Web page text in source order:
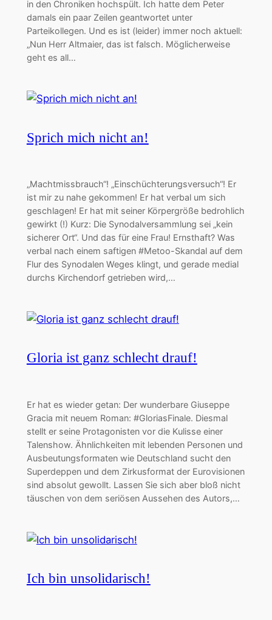
in den Chroniken hochspült. Ich hatte dem Peter
damals ein paar Zeilen geantwortet unter
Parteikollegen. Und es ist (leider) immer noch aktuell:
„Nun Herr Altmaier, das ist falsch. Möglicherweise
geht es all…
Sprich mich nicht an!
„Machtmissbrauch“! „Einschüchterungsversuch“! Er
ist mir zu nahe gekommen! Er hat verbal um sich
geschlagen! Er hat mit seiner Körpergröße bedrohlich
gewirkt (!) Kurz: Die Synodalversammlung sei „kein
sicherer Ort“. Und das für eine Frau! Ernsthaft? Was
verbal nach einem saftigen #Metoo-Skandal auf dem
Flur des Synodalen Weges klingt, und gerade medial
durchs Kirchendorf getrieben wird,…
Gloria ist ganz schlecht drauf!
Er hat es wieder getan: Der wunderbare Giuseppe
Gracia mit neuem Roman: #GloriasFinale. Diesmal
stellt er seine Protagonisten vor die Kulisse einer
Talenshow. Ähnlichkeiten mit lebenden Personen und
Ausbeutungsformaten wie Deutschland sucht den
Superdeppen und dem Zirkusformat der Eurovisionen
sind absolut gewollt. Lassen Sie sich aber bloß nicht
täuschen von dem seriösen Aussehen des Autors,…
Ich bin unsolidarisch!